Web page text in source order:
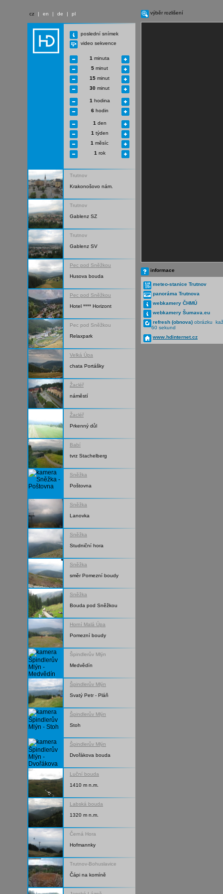
cz | en | de | pl
poslední snímek
video sekvence
1 minuta
5 minut
15 minut
30 minut
1 hodina
6hodin
1 den
1 týden
1 měsíc
1 rok
Trutnov
Krakonošovo nám.
Trutnov
Gablenz SZ
Trutnov
Gablenz SV
Pec pod Sněžkou
Husova bouda
Pec pod Sněžkou
Hotel **** Horizont
Pec pod Sněžkou
Relaxpark
Velká Úpa
chata Portášky
Žacléř
náměstí
Žacléř
Prkenný důl
Babí
tvrz Stachelberg
Sněžka
Poštovna
Sněžka
Lanovka
Sněžka
Studniční hora
Sněžka
směr Pomezní boudy
Sněžka
Bouda pod Sněžkou
Horní Malá Úpa
Pomezní boudy
Špindlerův Mlýn
Medvědín
Špindlerův Mlýn
Svatý Petr - Pláň
Špindlerův Mlýn
Stoh
Špindlerův Mlýn
Dvořákova bouda
Luční bouda
1410 m n.m.
Labská bouda
1320 m n.m.
Černá Hora
Hofmannky
Trutnov-Bohuslavice
Čápi na komíně
výběr rozlišení
informace
meteo-stanice Trutnov
panoráma Trutnova
webkamery ČHMÚ
webkamery Šumava.eu
refresh (obnova) obrázku
60 sekund
www.hdinternet.cz